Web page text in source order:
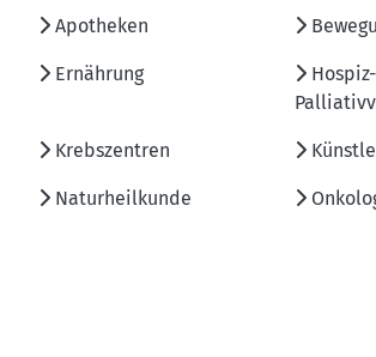
Apotheken
Ernährung
Krebszentren
Naturheilkunde